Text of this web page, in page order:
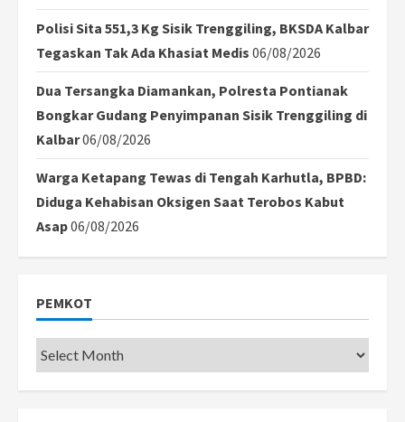
Polisi Sita 551,3 Kg Sisik Trenggiling, BKSDA Kalbar
Tegaskan Tak Ada Khasiat Medis 06/08/2026
Dua Tersangka Diamankan, Polresta Pontianak
Bongkar Gudang Penyimpanan Sisik Trenggiling di
Kalbar06/08/2026
Warga Ketapang Tewas di Tengah Karhutla, BPBD:
Diduga Kehabisan Oksigen Saat Terobos Kabut
Asap06/08/2026
PEMKOT
Pemkot